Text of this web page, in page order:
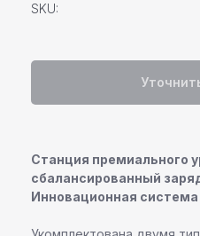
SKU:
Станция премиального
сбалансированный
Инновационная